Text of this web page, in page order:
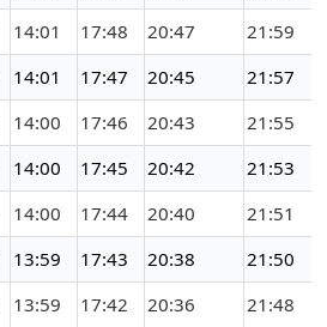
14:01 17:48 20:47
21:59
14:01 17:47 20:45
21:57
14:00 17:46 20:43
21:55
14:00 17:45 20:42
21:53
14:00 17:44 20:40
21:51
13:59 17:43 20:38
21:50
13:59 17:42 20:36 21:48